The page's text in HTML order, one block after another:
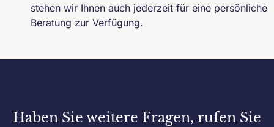
stehen wir Ihnen auch jederzeit für eine persönliche
Beratung zur Verfügung.
Haben Sie weitere Fragen, rufen Sie